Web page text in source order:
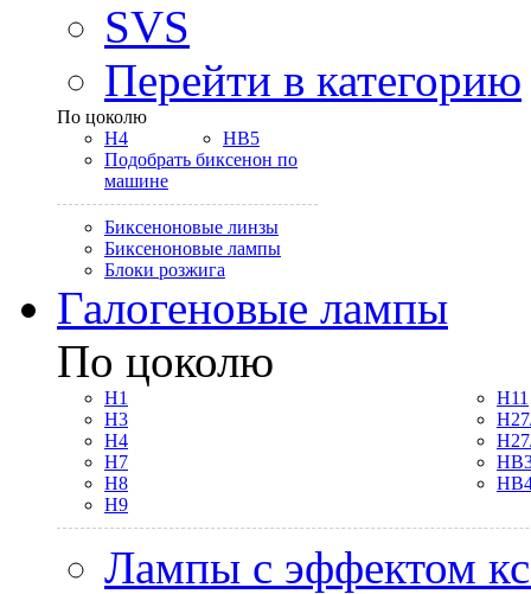
SVS
Перейти в категорию
По цоколю
H4
HB5
Подобрать биксенон по
машине
Биксеноновые линзы
Биксеноновые лампы
Блоки розжига
Галогеновые лампы
По цоколю
H1
H3
H4
H7
H8
H9
H11
Лампы с эффектом